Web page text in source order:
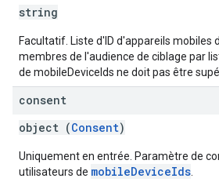
string
Facultatif. Liste d'ID d'appareils mobiles
membres de l'audience de ciblage par
de mobileDeviceIds ne doit pas être
consent
object (Consent)
Uniquement en entrée. Paramètre de
utilisateurs de mobileDeviceIds